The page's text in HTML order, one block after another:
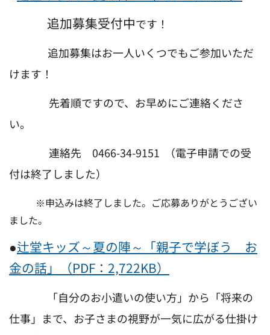
追加募集受付中です！
追加募集はお一人いくつでもご参加いただ
けます！
先着順ですので、お早めにご連絡くださ
い。
連絡先 0466-34-9151 （電子申請での受
付は終了しました）
※申込みは終了しました。ご応募ありがとうござい
ました。
●辻堂キッズ～夏の陣～「親子で学ぼう お
金の話」（PDF：2,722KB）
「自分のお小遣いの使い方」から「将来の
仕事」まで、お子さまの視野が一気に広がる仕掛け